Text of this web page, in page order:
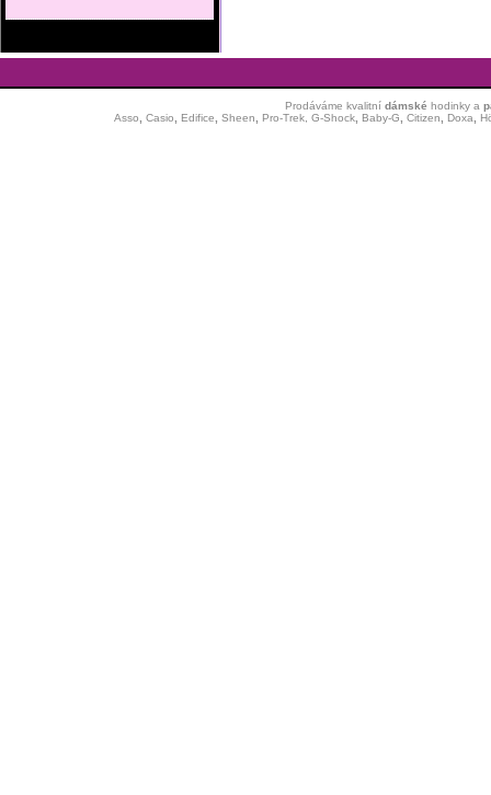
Prodáváme kvalitní dámské hodinkya
Asso
Casio Edifice Sheen Pro-Trek, G-Shock, Baby-G Citizen Doxa